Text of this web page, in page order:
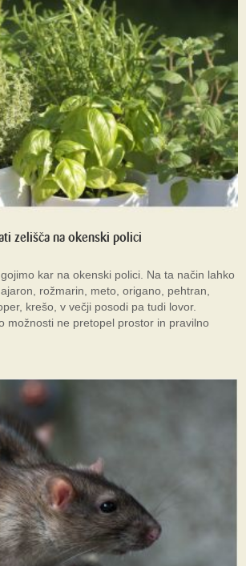
zelišča na okenski polici
kar na okenski polici. Na ta način lahko
rožmarin, meto, origano, pehtran,
krešo, v večji posodi pa tudi lovor.
možnosti ne pretopel prostor in pravilno